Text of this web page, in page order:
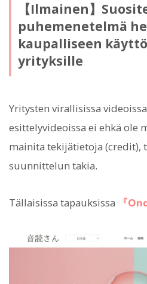
【Ilmainen】
puhemenetelmä
kaupalliseen
yrityksille
Yritysten virallisissa
esittelyvideoissa ei ehkä ole
mainita tekijätietoja (credit),
suunnittelun takia.
Tällaisissa tapauksissa 『